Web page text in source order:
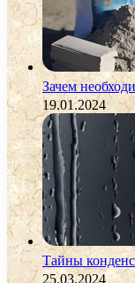
Зачем
19.01.2024
Тайны
25.03.2024